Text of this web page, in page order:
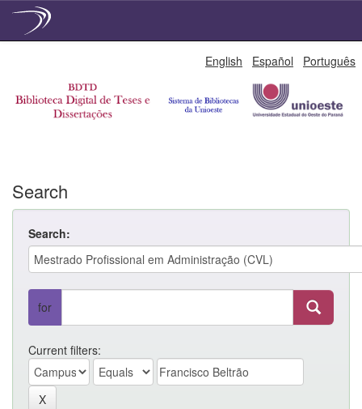
English Español Português
Search
Search:
for
Current filters: